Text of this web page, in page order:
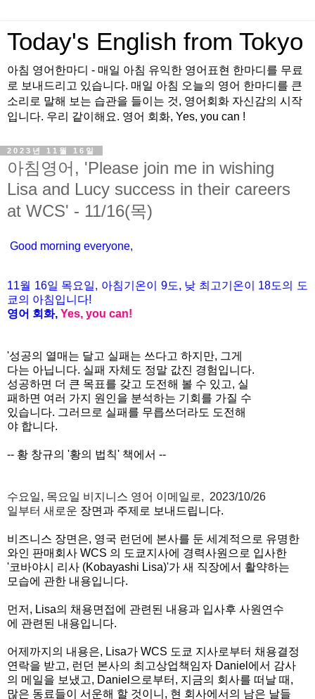
Today's English from Tokyo
아침 영어한마디 - 매일 아침 유익한 영어표현 한마디를 무료
로 보내드리고 있습니다. 매일 아침 오늘의 영어 한마디를 큰
소리로 말해 보는 습관을 들이는 것, 영어회화 자신감의 시작
입니다. 우리 같이해요. 영어 회화, Yes, you can !
2023년 11월 16일
아침영어, 'Please join me in wishing
Lisa and Lucy success in their careers
at WCS' - 11/16(목)
Good morning everyone,
11월 16일 목요일, 아침기온이 9도, 낮 최고기온이
18도의 도
쿄의 아침입니다!
영어 회화, Yes, you can!
'성공의 열매는 달고 실패는 쓰다고 하지만, 그게
다는 아닙니다. 실패 자체도 정말 값진 경험입니다.
성공하면 더 큰 목표를 갖고 도전해 볼 수 있고, 실
패하면 여러 가지 원인을 분석하는 기회를 가질 수
있습니다. 그러므로 실패를 무릅쓰더라도 도전해
야 합니다.
-- 황 창규의 '황의 법칙' 책에서 --
수요일, 목요일 비지니스 영어 이메일로, 2023/10/26
일부터 새로운 장면과 주제로 보내드립니다.
비즈니스 장면은, 영국 런던에 본사를 둔 세계적으로 유명한
와인 판매회사 WCS 의 도쿄지사에 경력사원으로 입사한
'코바야시 리사 (Kobayashi Lisa)'가 새 직장에서 활약하는
모습에 관한 내용입니다.
먼저, Lisa의 채용면접에 관련된 내용과 입사후 사원연수
에 관련된 내용입니다.
어제까지의 내용은, Lisa가 WCS 도쿄 지사로부터 채용결정
연락을 받고, 런던 본사의 최고상업책임자 Daniel에서 감사
의 메일을 보냈고, Daniel으로부터, 지금의 회사를 떠날 때,
많은 동료들이 서운해 할 것이니, 현 회사에서의 남은 날들